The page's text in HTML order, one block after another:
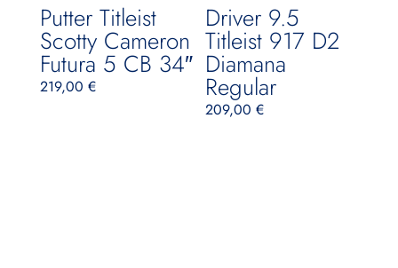
Putter Titleist
Scotty Cameron
Futura 5 CB 34″
219,00 €
Driver 9.5
Titleist 917 D2
Diamana
Regular
209,00€